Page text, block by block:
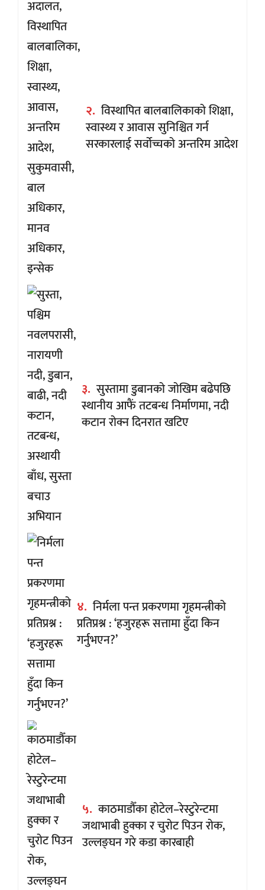
२. विस्थापित बालबालिकाको शिक्षा,
स्वास्थ्य र आवास सुनिश्चित गर्न
सरकारलाई सर्वोच्चको अन्तरिम आदेश
३. सुस्तामा डुबानको जोखिम बढेपछि
स्थानीय आफैं तटबन्ध निर्माणमा, नदी
कटान रोक्न दिनरात खटिए
४. निर्मला पन्त प्रकरणमा गृहमन्त्रीको
प्रतिप्रश्न : ‘हजुरहरू सत्तामा हुँदा किन
गर्नुभएन?’
५. काठमाडौँका होटेल–रेस्टुरेन्टमा
जथाभाबी हुक्का र चुरोट पिउन रोक,
उल्लङ्घन गरे कडा कारबाही